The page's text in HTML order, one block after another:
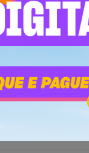
Serviços